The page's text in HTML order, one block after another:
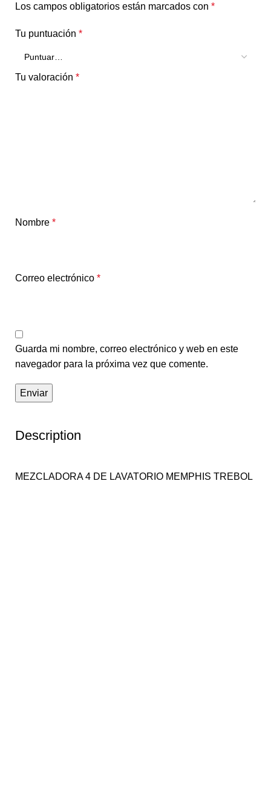
Los campos obligatorios están marcados con *
Tu puntuación *
Tu valoración *
Nombre *
Correo electrónico *
Guarda mi nombre, correo electrónico y web en este
navegador para la próxima vez que comente.
Description
MEZCLADORA 4 DE LAVATORIO MEMPHIS TREBOL